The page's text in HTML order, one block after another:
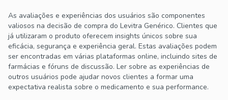
As avaliações e experiências dos usuários são componentes
valiosos na decisão de compra do Levitra Genérico. Clientes que
já utilizaram o produto oferecem insights únicos sobre sua
eficácia, segurança e experiência geral. Estas avaliações podem
ser encontradas em várias plataformas online, incluindo sites de
farmácias e fóruns de discussão. Ler sobre as experiências de
outros usuários pode ajudar novos clientes a formar uma
expectativa realista sobre o medicamento e sua performance.